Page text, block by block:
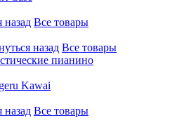
назад Все товары
назад Все товары
пианино
Kawai
назад Все товары